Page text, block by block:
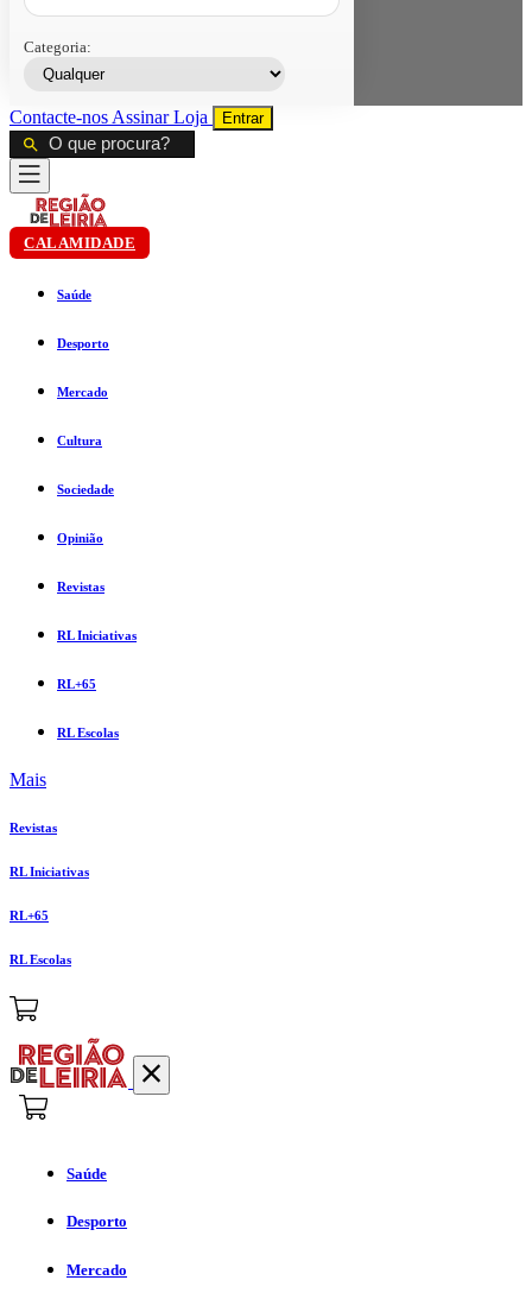
Categoria:
Contacte-nos AssinarLoja Entrar
CALAMIDADE
Saúde
Desporto
Mercado
Cultura
Sociedade
Opinião
Revistas
RL Iniciativas
RL+65
RL Escolas
Mais
Revistas
RL Iniciativas
RL+65
RL Escolas
Saúde
Desporto
Mercado